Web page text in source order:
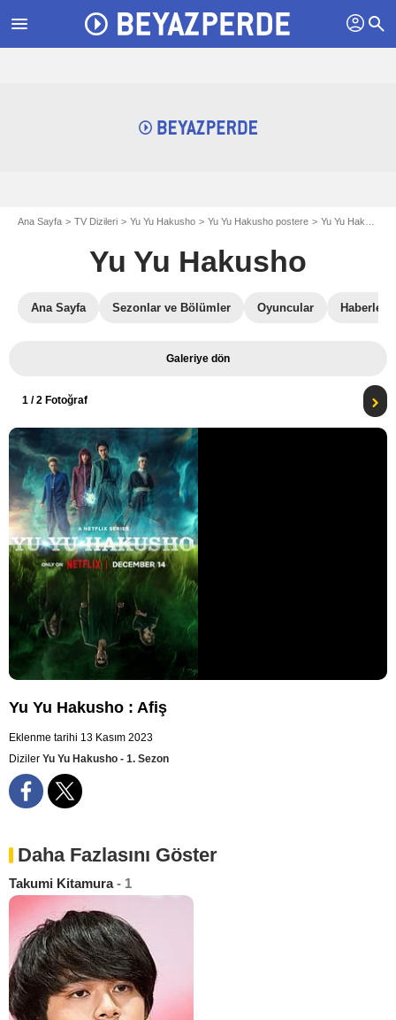
menu profil search
Ana Sayfa TV Dizileri Yu Yu Hakusho Yu Yu Hakusho postere Yu Yu Hakusho postere S01
Yu Yu Hakusho
Ana Sayfa Sezonlar ve Bölümler Oyuncular Haberler
Galeriye dön
1 / 2 Fotoğraf
Yu Yu Hakusho : Afiş
Eklenme tarihi 13 Kasım 2023
Diziler Yu Yu Hakusho - 1. Sezon
Daha Fazlasını Göster
Takumi Kitamura- 1